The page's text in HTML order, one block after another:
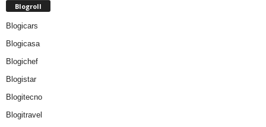
Blogroll
Blogicars
Blogicasa
Blogichef
Blogistar
Blogitecno
Blogitravel